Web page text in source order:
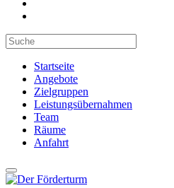
Startseite
Angebote
Zielgruppen
Leistungsübernahmen
Team
Räume
Anfahrt